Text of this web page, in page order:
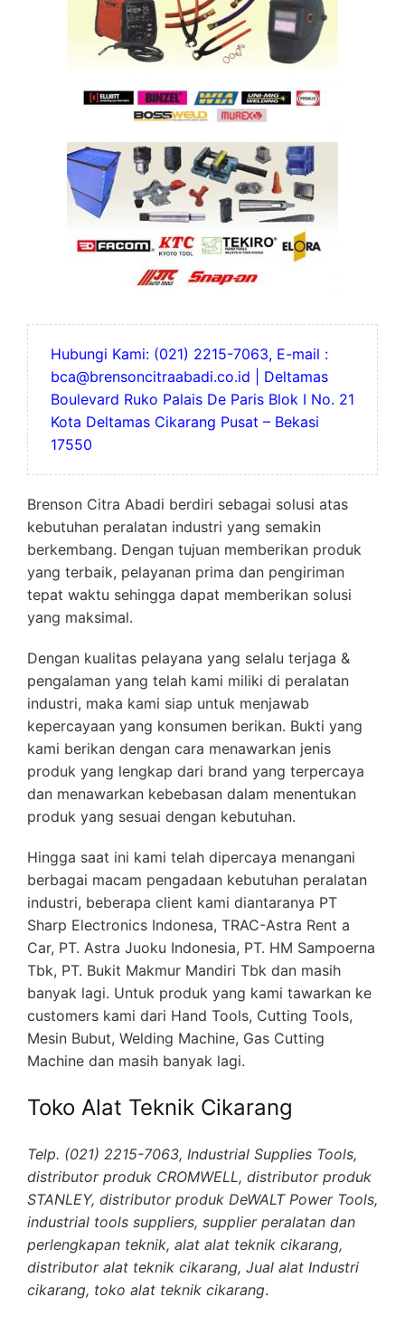
Hubungi Kami: (021) 2215-7063, E-mail :
bca@brensoncitraabadi.co.id | Deltamas
Boulevard Ruko Palais De Paris Blok I No. 21
Kota Deltamas Cikarang Pusat – Bekasi
17550
Brenson Citra Abadi berdiri sebagai solusi atas
kebutuhan peralatan industri yang semakin
berkembang. Dengan tujuan memberikan produk
yang terbaik, pelayanan prima dan pengiriman
tepat waktu sehingga dapat memberikan solusi
yang maksimal.
Dengan kualitas pelayana yang selalu terjaga &
pengalaman yang telah kami miliki di peralatan
industri, maka kami siap untuk menjawab
kepercayaan yang konsumen berikan. Bukti yang
kami berikan dengan cara menawarkan jenis
produk yang lengkap dari brand yang terpercaya
dan menawarkan kebebasan dalam menentukan
produk yang sesuai dengan kebutuhan.
Hingga saat ini kami telah dipercaya menangani
berbagai macam pengadaan kebutuhan peralatan
industri, beberapa client kami diantaranya PT
Sharp Electronics Indonesa, TRAC-Astra Rent a
Car, PT. Astra Juoku Indonesia, PT. HM Sampoerna
Tbk, PT. Bukit Makmur Mandiri Tbk dan masih
banyak lagi. Untuk produk yang kami tawarkan ke
customers kami dari Hand Tools, Cutting Tools,
Mesin Bubut, Welding Machine, Gas Cutting
Machine dan masih banyak lagi.
Toko Alat Teknik Cikarang
Telp. (021) 2215-7063, Industrial Supplies Tools,
distributor produk CROMWELL, distributor produk
STANLEY, distributor produk DeWALT Power Tools,
industrial tools suppliers, supplier peralatan dan
perlengkapan teknik, alat alat teknik cikarang,
distributor alat teknik cikarang, Jual alat Industri
cikarang, toko alat teknik cikarang.